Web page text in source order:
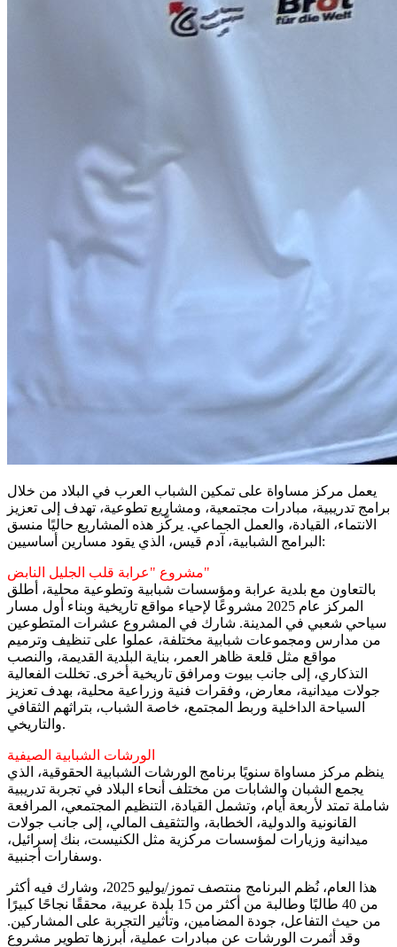
يعمل مركز مساواة على تمكين الشباب العرب في البلاد من خلال
برامج تدريبية، مبادرات مجتمعية، ومشاريع تطوعية، تهدف إلى تعزيز
الانتماء، القيادة، والعمل الجماعي. يركّز هذه المشاريع حاليًا منسق
البرامج الشبابية، آدم قيس، الذي يقود مسارين أساسيين:
مشروع "عرابة قلب الجليل النابض"
بالتعاون مع بلدية عرابة ومؤسسات شبابية وتطوعية محلية، أطلق
المركز عام 2025 مشروعًا لإحياء مواقع تاريخية وبناء أول مسار
سياحي شعبي في المدينة. شارك في المشروع عشرات المتطوعين
من مدارس ومجموعات شبابية مختلفة، عملوا على تنظيف وترميم
مواقع مثل قلعة ظاهر العمر، بناية البلدية القديمة، والنصب
التذكاري، إلى جانب بيوت ومرافق تاريخية أخرى. تخللت الفعالية
جولات ميدانية، معارض، وفقرات فنية وزراعية محلية، بهدف تعزيز
السياحة الداخلية وربط المجتمع، خاصة الشباب، بتراثهم الثقافي
والتاريخي.
الورشات الشبابية الصيفية
ينظم مركز مساواة سنويًا برنامج الورشات الشبابية الحقوقية، الذي
يجمع الشبان والشابات من مختلف أنحاء البلاد في تجربة تدريبية
شاملة تمتد لأربعة أيام، وتشمل القيادة، التنظيم المجتمعي، المرافعة
القانونية والدولية، الخطابة، والتثقيف المالي، إلى جانب جولات
ميدانية وزيارات لمؤسسات مركزية مثل الكنيست، بنك إسرائيل،
وسفارات أجنبية.
هذا العام، نُظم البرنامج منتصف تموز/يوليو 2025، وشارك فيه أكثر
من 40 طالبًا وطالبة من أكثر من 15 بلدة عربية، محققًا نجاحًا كبيرًا
من حيث التفاعل، جودة المضامين، وتأثير التجربة على المشاركين.
وقد أثمرت الورشات عن مبادرات عملية، أبرزها تطوير مشروع